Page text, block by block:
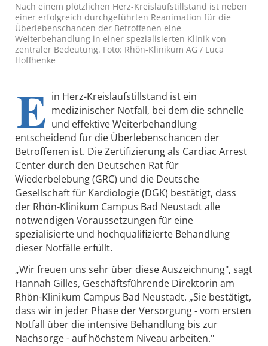
Nach einem plötzlichen Herz-Kreislaufstillstand ist neben
einer erfolgreich durchgeführten Reanimation für die
Überlebenschancen der Betroffenen eine
Weiterbehandlung in einer spezialisierten Klinik von
zentraler Bedeutung. Foto: Rhön-Klinikum AG / Luca
Hoffhenke
E in Herz-Kreislaufstillstand ist ein
medizinischer Notfall, bei dem die schnelle
und effektive Weiterbehandlung
entscheidend für die Überlebenschancen der
Betroffenen ist. Die Zertifizierung als Cardiac Arrest
Center durch den Deutschen Rat für
Wiederbelebung (GRC) und die Deutsche
Gesellschaft für Kardiologie (DGK) bestätigt, dass
der Rhön-Klinikum Campus Bad Neustadt alle
notwendigen Voraussetzungen für eine
spezialisierte und hochqualifizierte Behandlung
dieser Notfälle erfüllt.
„Wir freuen uns sehr über diese Auszeichnung", sagt
Hannah Gilles, Geschäftsführende Direktorin am
Rhön-Klinikum Campus Bad Neustadt. „Sie bestätigt,
dass wir in jeder Phase der Versorgung - vom ersten
Notfall über die intensive Behandlung bis zur
Nachsorge - auf höchstem Niveau arbeiten."